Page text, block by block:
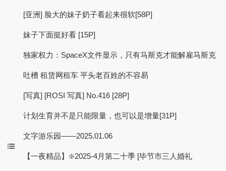
[亚洲] 脸大的妹子奶子看起来很软[58P]
妹子下面挺好看 [15P]
独家权力：SpaceX文件显示，只有马斯克才能解雇马斯克
吐槽 租赁网租车 平头老百姓的不容易
[写真] [ROSI 写真] No.416 [28P]
计划生育并不是只能限量，也可以是增量[31P]
文字游乐园——2025.01.06
【一夜精品】❇️2025-4月第二十季 [毕节市三人婚礼